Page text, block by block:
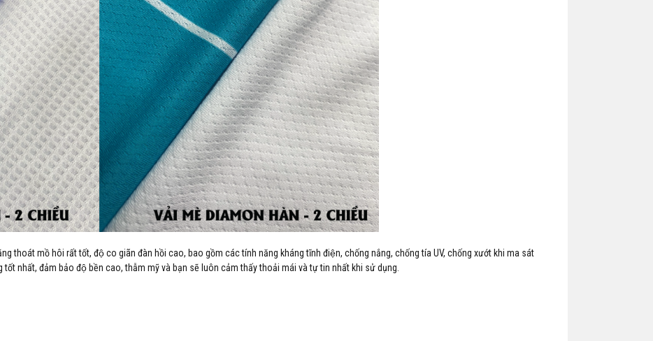
thoát mồ hôi rất tốt, độ co giãn đàn hồi cao, bao gồm các tính năng kháng tĩnh điện, chống nắng, chống tía UV, chống xướt khi ma sát
nhất, đảm bảo độ bền cao, thẫm mỹ và bạn sẽ luôn cảm thấy thoải mái và tự tin nhất khi sử dụng.